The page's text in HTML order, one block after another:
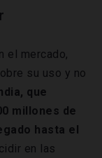
el mercado,
su uso y no
que
millones de
hasta el
en las